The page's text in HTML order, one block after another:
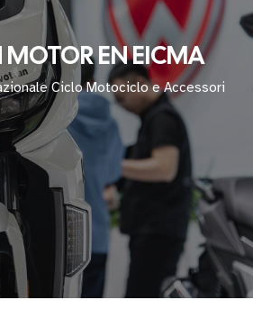
EN EICMA
Ciclo Motociclo e Accessori